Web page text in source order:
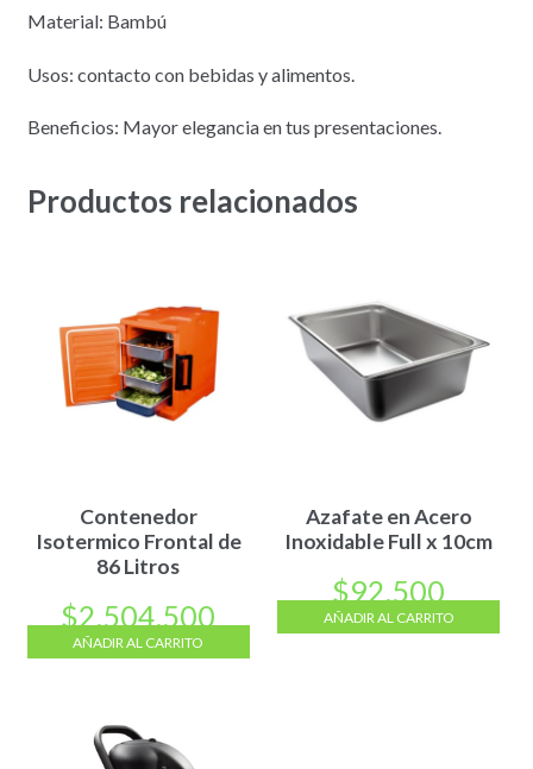
Material: Bambú
Usos: contacto con bebidas y alimentos.
Beneficios: Mayor elegancia en tus presentaciones.
Productos relacionados
Contenedor
Isotermico Frontal de
86 Litros
$2.504.500
AÑADIR AL CARRITO
Azafate en Acero
Inoxidable Full x 10cm
$92.500
AÑADIR AL CARRITO